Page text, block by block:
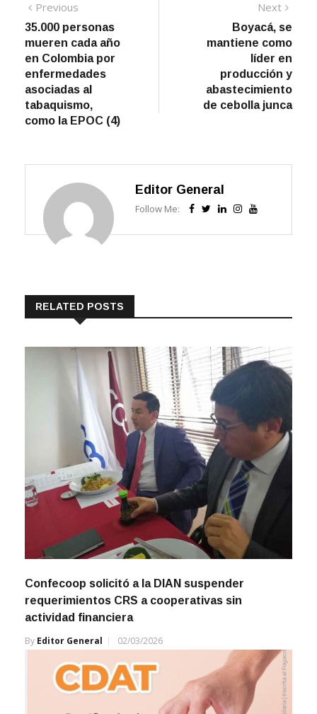
Navegación
de
entradas
Previous
post:
35.000 personas
mueren cada año
en Colombia por
enfermedades
asociadas al
tabaquismo,
como la EPOC (4)
Next
Boyacá, se
mantiene como
líder en
producción y
abastecimiento
de cebolla junca
Editor General
Follow Me:
RELATED POSTS
Confecoop solicitó a la DIAN suspender
requerimientos CRS a cooperativas sin
actividad financiera
By Editor General 02/03/2026